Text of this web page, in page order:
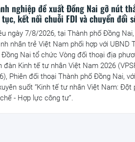
nghiệp đề xuất Đồng Nai gỡ nút
kết nối chuỗi FDI và chuyển đổi
ngày 7/8/2026, tại Thành phố Đồng
nhân trẻ Việt Nam phối hợp với UBND
Đồng Nai tổ chức Vòng đối thoại địa
đàn Kinh tế tư nhân Việt Nam 2026
Phiên đối thoại Thành phố Đồng Nai,
suốt “Kinh tế tư nhân Việt Nam: Đột
- Hợp lực công tư”.